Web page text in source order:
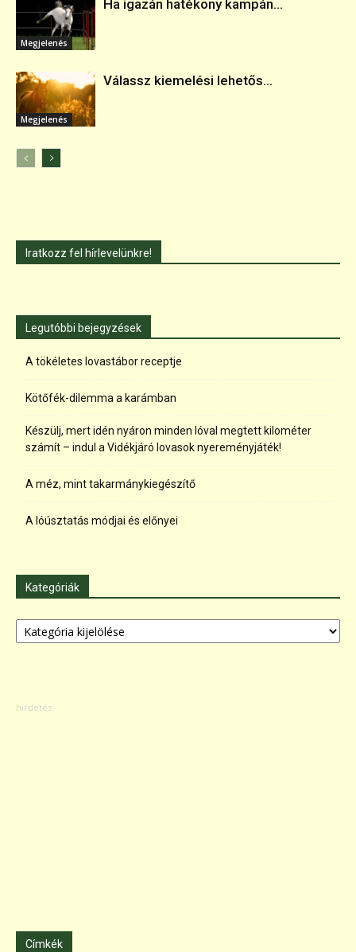
Megjelenés
Ha igazán hatékony kampán...
Megjelenés
Válassz kiemelési lehetős...
Iratkozz fel hírlevelünkre!
Legutóbbi bejegyzések
A tökéletes lovastábor receptje
Kötőfék-dilemma a karámban
Készülj, mert idén nyáron minden lóval megtett kilométer
számít – indul a Vidékjáró lovasok nyereményjáték!
A méz, mint takarmánykiegészítő
A lóúsztatás módjai és előnyei
Kategóriák
Kategóriák
Címkék